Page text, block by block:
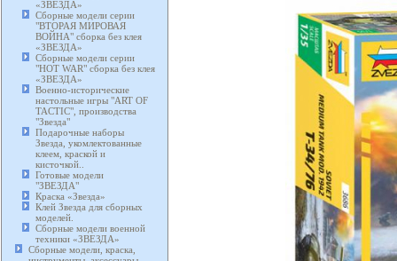
«ЗВЕЗДА»
Сборные модели серии
"ВТОРАЯ МИРОВАЯ
ВОЙНА" сборка без клея
«ЗВЕЗДА»
Сборные модели серии
"HOT WAR" сборка без клея
«ЗВЕЗДА»
Военно-исторические
настольные игры "ART OF
TACTIC", производства
"Звезда"
Подарочные наборы
Звезда, укомлектованные
клеем, краской и
кисточкой..
Готовые модели
"ЗВЕЗДА"
Краска «Звезда»
Клей Звезда для сборных
моделей.
Сборные модели военной
техники «ЗВЕЗДА»
Сборные модели, краска,